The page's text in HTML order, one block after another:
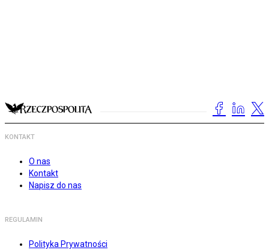
KONTAKT
O nas
Kontakt
Napisz do nas
REGULAMIN
Polityka Prywatności